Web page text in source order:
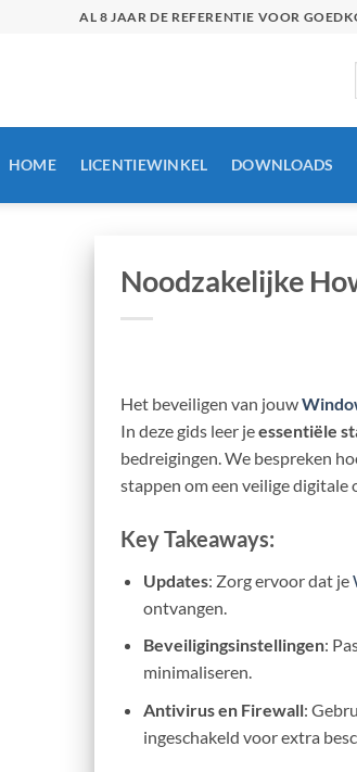
AL 8 JAAR DE REFERENTIE VOOR
HOME LICENTIEWINKEL DOWNLOADS
Noodzakelijke
Het beveiligen van jouw
In deze gids leer jeessentiële
bedreigingen. We bespreken
stappen om een veilige digitale
Key Takeaways:
Updates: Zorg ervoor dat je
ontvangen.
Beveiligingsinstellingen:
minimaliseren.
Antivirus en Firewall:
ingeschakeld voor extra